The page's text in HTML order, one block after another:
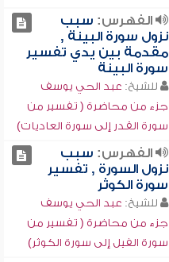
الفهرس: سبب
نزول سورة البينة ,
مقدمة بين يدي تفسير
سورة البينة
للشيخ: عبد الحي يوسف
جزء من محاضرة ( تفسير من
سورة القدر إلى سورة العاديات)
الفهرس: سبب
نزول السورة , تفسير
سورة الكوثر
للشيخ: عبد الحي يوسف
جزء من محاضرة ( تفسير من
سورة الفيل إلى سورة الكوثر)